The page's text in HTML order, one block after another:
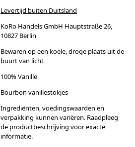
Levertijd buiten Duitsland
KoRo Handels GmbH Hauptstraße 26,
10827 Berlin
Bewaren op een koele, droge plaats uit de
buurt van licht
100% Vanille
Bourbon vanillestokjes
Ingrediënten, voedingswaarden en
verpakking kunnen variëren. Raadpleeg
de productbeschrijving voor exacte
informatie.